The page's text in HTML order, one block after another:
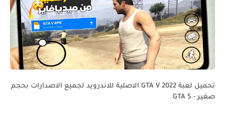
تحميل لعبة GTA V 2022 الاصلية للاندرويد لجميع الاصدارات بحجم
صغير - GTA 5